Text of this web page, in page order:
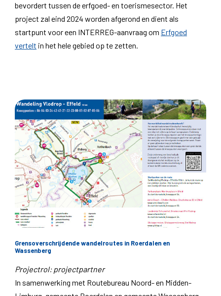
bevordert tussen de erfgoed- en toerismesector. Het
project zal eind 2024 worden afgerond en dient als
startpunt voor een INTERREG-aanvraag om Erfgoed
vertelt in het hele gebied op te zetten.
Grensoverschrijdende wandelroutes in Roerdalen en
Wassenberg
Projectrol: projectpartner
In samenwerking met Routebureau Noord- en Midden-